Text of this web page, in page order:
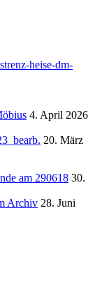
4. April 2026
20. März
30.
28. Juni